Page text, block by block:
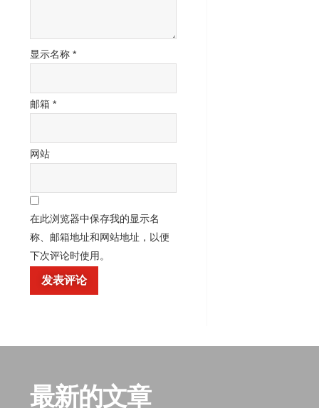
显示名称 *
邮箱 *
网站
在此浏览器中保存我的显示名
称、邮箱地址和网站地址，以便
下次评论时使用。
最新的文章